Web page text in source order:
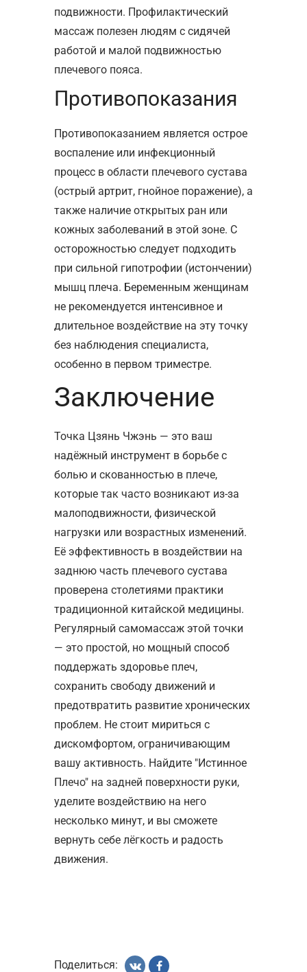
подвижности. Профилактический
массаж полезен людям с сидячей
работой и малой подвижностью
плечевого пояса.
Противопоказания
Противопоказанием является острое
воспаление или инфекционный
процесс в области плечевого сустава
(острый артрит, гнойное поражение), а
также наличие открытых ран или
кожных заболеваний в этой зоне. С
осторожностью следует подходить
при сильной гипотрофии (истончении)
мышц плеча. Беременным женщинам
не рекомендуется интенсивное и
длительное воздействие на эту точку
без наблюдения специалиста,
особенно в первом триместре.
Заключение
Точка Цзянь Чжэнь — это ваш
надёжный инструмент в борьбе с
болью и скованностью в плече,
которые так часто возникают из-за
малоподвижности, физической
нагрузки или возрастных изменений.
Её эффективность в воздействии на
заднюю часть плечевого сустава
проверена столетиями практики
традиционной китайской медицины.
Регулярный самомассаж этой точки
— это простой, но мощный способ
поддержать здоровье плеч,
сохранить свободу движений и
предотвратить развитие хронических
проблем. Не стоит мириться с
дискомфортом, ограничивающим
вашу активность. Найдите "Истинное
Плечо" на задней поверхности руки,
уделите воздействию на него
несколько минут, и вы сможете
вернуть себе лёгкость и радость
движения.
Поделиться: